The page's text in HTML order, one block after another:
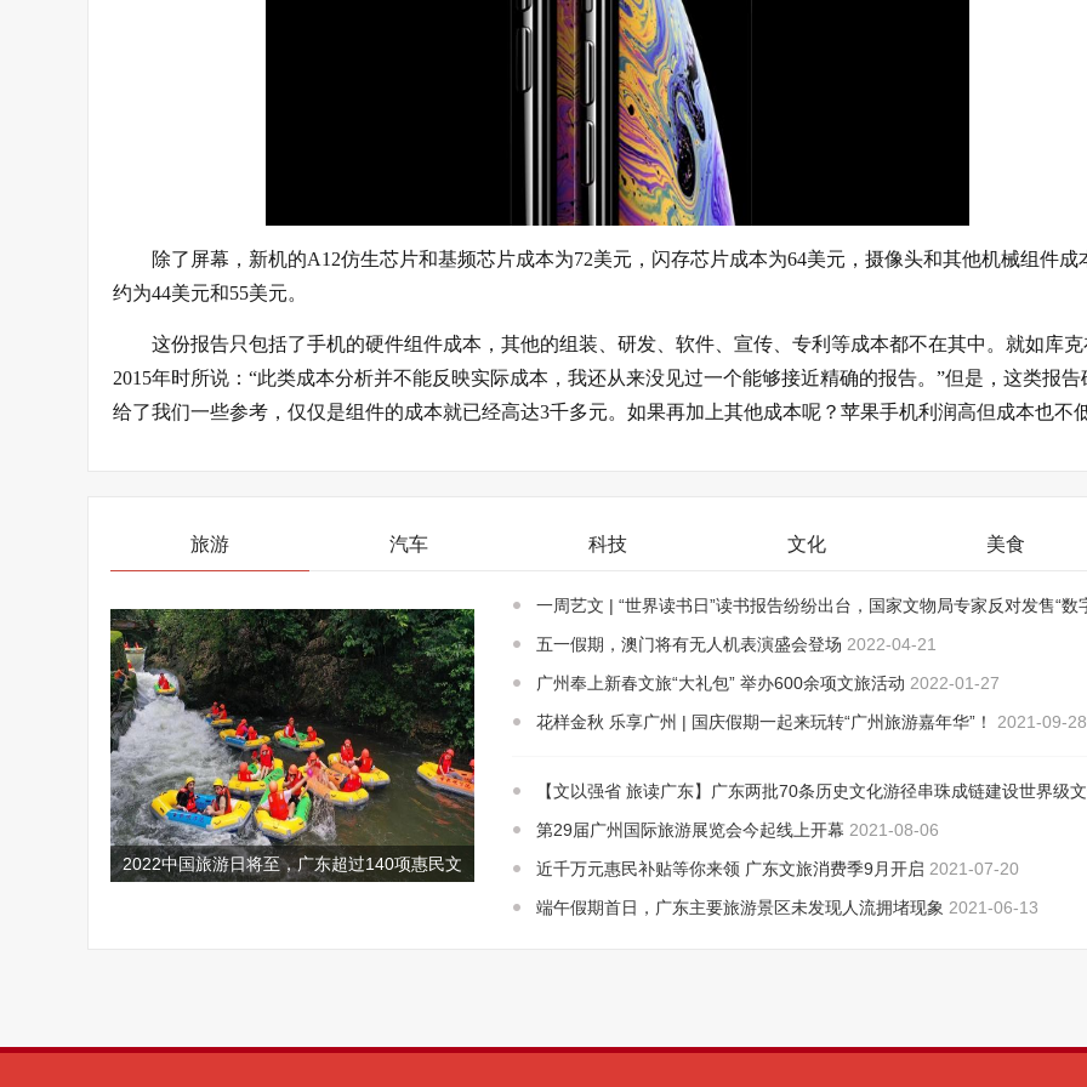
除了屏幕，新机的A12仿生芯片和基频芯片成本为72美元，闪存芯片成本为64美元，摄像头和其他机械组件成
约为44美元和55美元。
这份报告只包括了手机的硬件组件成本，其他的组装、研发、软件、宣传、专利等成本都不在其中。就如库克
2015年时所说：“此类成本分析并不能反映实际成本，我还从来没见过一个能够接近精确的报告。”但是，这类报告
给了我们一些参考，仅仅是组件的成本就已经高达3千多元。如果再加上其他成本呢？苹果手机利润高但成本也不低
旅游 汽车 科技 文化 美食
2022中国旅游日将至，广东超过140项惠民文
一周艺文 | “世界读书日”读书报告纷纷出台，国家文物局专家反对发售“数
品” 2022-04-26
五一假期，澳门将有无人机表演盛会登场 2022-04-21
广州奉上新春文旅“大礼包” 举办600余项文旅活动 2022-01-27
花样金秋 乐享广州 | 国庆假期一起来玩转“广州旅游嘉年华”！
2021-09-28
【文以强省 旅读广东】广东两批70条历史文化游径串珠成链建设世界级
游目的地 2021-08-13
第29届广州国际旅游展览会今起线上开幕 2021-08-06
近千万元惠民补贴等你来领 广东文旅消费季9月开启 2021-07-20
端午假期首日，广东主要旅游景区未发现人流拥堵现象 2021-06-13